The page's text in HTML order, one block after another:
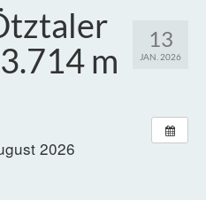
13
JAN. 2026
m
2026